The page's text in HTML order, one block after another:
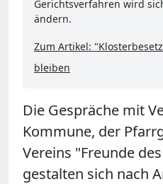
Gerichtsverfahren wird
ändern.
Zum Artikel:
bleiben
Die Gespräche mit
Kommune, der
Vereins "Freunde
gestalten sich nach